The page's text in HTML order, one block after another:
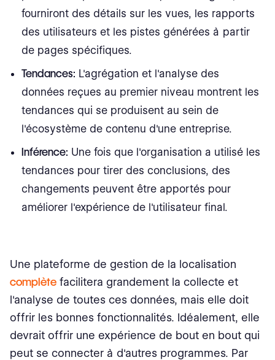
fourniront des détails sur les vues, les rapports
des utilisateurs et les pistes générées à partir
de pages spécifiques.
Tendances: L'agrégation et l'analyse des
données reçues au premier niveau montrent les
tendances qui se produisent au sein de
l'écosystème de contenu d'une entreprise.
Inférence: Une fois que l'organisation a utilisé les
tendances pour tirer des conclusions, des
changements peuvent être apportés pour
améliorer l'expérience de l'utilisateur final.
Une plateforme de gestion de la localisation
complète facilitera grandement la collecte et
l'analyse de toutes ces données, mais elle doit
offrir les bonnes fonctionnalités. Idéalement, elle
devrait offrir une expérience de bout en bout qui
peut se connecter à d'autres programmes. Par